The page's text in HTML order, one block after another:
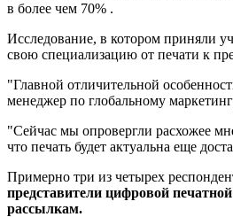
в более чем 70% .
Исследование, в котором приняли
свою специализацию от печати к
"Главной отличительной
менеджер по глобальному
"Сейчас мы опровергли расхожее
что печать будет актуальна еще
Примерно три из четырех
представители цифровой
рассылкам.